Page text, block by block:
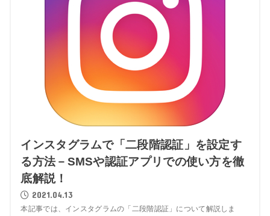
インスタグラムで「二段階認証」を設定す
る方法－SMSや認証アプリでの使い方を徹
底解説！
2021.04.13
本記事では、インスタグラムの「二段階認証」について解説しま